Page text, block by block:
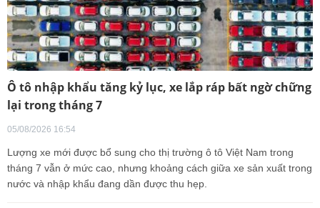
Ô tô nhập khẩu tăng kỷ lục, xe lắp ráp bất ngờ chững
lại trong tháng 7
05/08/2026 16:54
Lượng xe mới được bổ sung cho thị trường ô tô Việt Nam trong
tháng 7 vẫn ở mức cao, nhưng khoảng cách giữa xe sản xuất trong
nước và nhập khẩu đang dần được thu hẹp.